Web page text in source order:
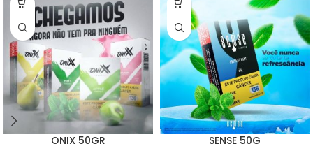
ONIX 50GR SENSE 50G